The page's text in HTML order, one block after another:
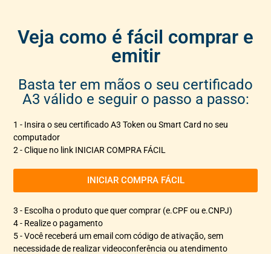
Veja como é fácil comprar e
emitir
Basta ter em mãos o seu certificado
A3 válido e seguir o passo a passo:
1 - Insira o seu certificado A3 Token ou Smart Card no seu
computador
2 - Clique no link INICIAR COMPRA FÁCIL
INICIAR COMPRA FÁCIL
3 - Escolha o produto que quer comprar (e.CPF ou e.CNPJ)
4 - Realize o pagamento
5 - Você receberá um email com código de ativação, sem
necessidade de realizar videoconferência ou atendimento